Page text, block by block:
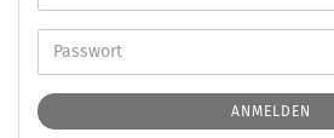
ANMELDEN